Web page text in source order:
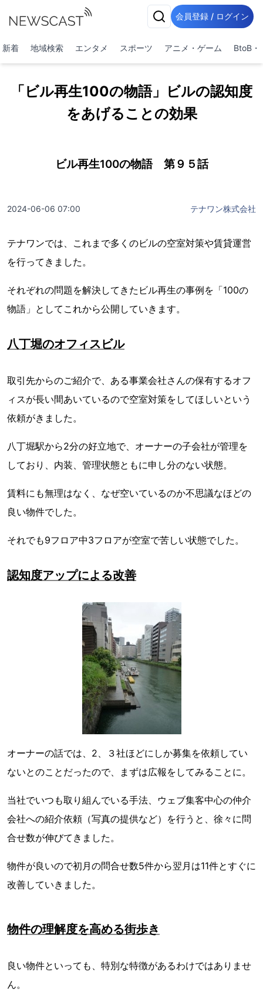
会員登録 / ログイン
新着 地域検索 エンタメ スポーツ アニメ・ゲーム BtoB・
「ビル再生100の物語」ビルの認知度
をあげることの効果
ビル再生100の物語 第９５話
2024-06-06 07:00 テナワン株式会社
テナワンでは、これまで多くのビルの空室対策や賃貸運営
を行ってきました。
それぞれの問題を解決してきたビル再生の事例を「100の
物語」としてこれから公開していきます。
八丁堀のオフィスビル
取引先からのご紹介で、ある事業会社さんの保有するオフ
ィスが長い間あいているので空室対策をしてほしいという
依頼がきました。
八丁堀駅から2分の好立地で、オーナーの子会社が管理を
しており、内装、管理状態ともに申し分のない状態。
賃料にも無理はなく、なぜ空いているのか不思議なほどの
良い物件でした。
それでも9フロア中3フロアが空室で苦しい状態でした。
認知度アップによる改善
オーナーの話では、2、３社ほどにしか募集を依頼してい
ないとのことだったので、まずは広報をしてみることに。
当社でいつも取り組んでいる手法、ウェブ集客中心の仲介
会社への紹介依頼（写真の提供など）を行うと、徐々に問
合せ数が伸びてきました。
物件が良いので初月の問合せ数5件から翌月は11件とすぐに
改善していきました。
物件の理解度を高める街歩き
良い物件といっても、特別な特徴があるわけではありませ
ん。